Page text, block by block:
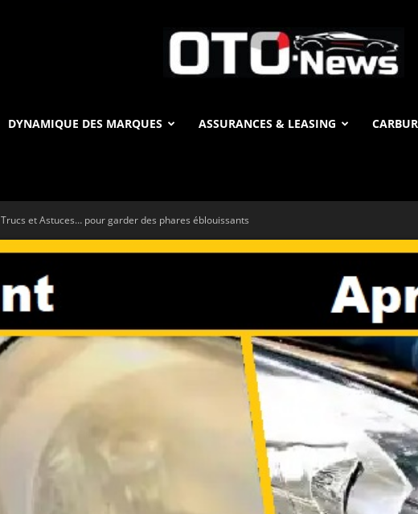
OTO
DYNAMIQUE DES MARQUES ASSURANCES & LEASING
Trucs et Astuces… pour garder des phares éblouissants